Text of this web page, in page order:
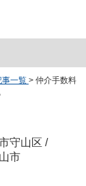
事一覧 > 仲介手数料
守山区 /
市